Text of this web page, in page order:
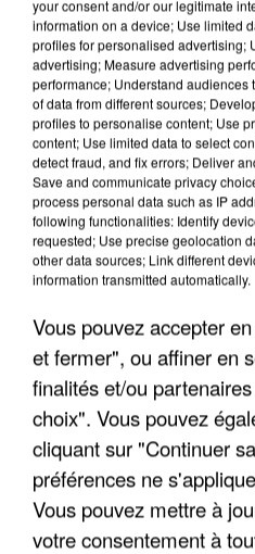
APRÈS TOUTES CES
DE FAUNE SAUVAGE
your consent and/or our legitimate
information on a device; Use limited
profiles for personalised advertising;
advertising; Measure advertising
performance; Understand audiences
of data from different sources;
profiles to personalise content; Use
content; Use limited data to select
detect fraud, and fix errors; Deliver
Save and communicate privacy
process personal data such as IP
following functionalities: Identify
requested; Use precise geolocation
other data sources; Link different
information transmitted automatically.
Vous pouvez accepter
et fermer", ou affiner en
finalités et/ou
choix". Vous pouvez
cliquant sur "Continuer
préférences ne
Vous pouvez mettre à
votre consentement à